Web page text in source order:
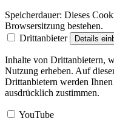
Speicherdauer: Dieses
Browsersitzung bestehen.
Drittanbieter
Details
Inhalte von Drittanbietern,
Nutzung erheben. Auf
Drittanbietern werden
ausdrücklich zustimmen.
YouTube